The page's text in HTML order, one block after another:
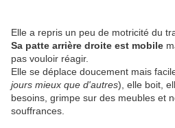
Elle a repris un peu de motricité du
Sa patte arrière droite est mobile
pas vouloir réagir.
Elle se déplace doucement mais
jours mieux que d'autres), elle boit,
besoins, grimpe sur des meubles et
souffrances.